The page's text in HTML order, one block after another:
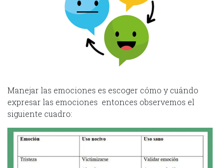
Manejar las emociones es escoger cómo y cuándo
expresar las emociones entonces observemos el
siguiente cuadro: